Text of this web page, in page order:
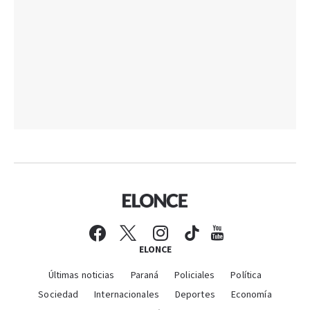
ELONCE
Últimas noticias Paraná Policiales
Política
Sociedad
Internacionales Deportes
Economía